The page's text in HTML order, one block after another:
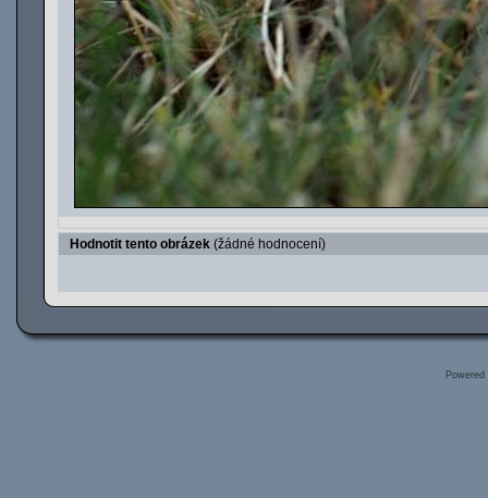
Hodnotit tento obrázek (žádné hodnocení)